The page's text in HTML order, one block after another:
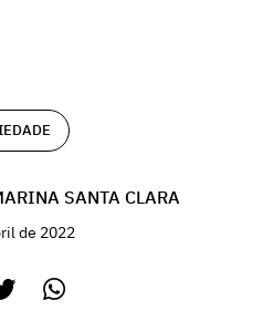
SANTA CLARA
de 2022